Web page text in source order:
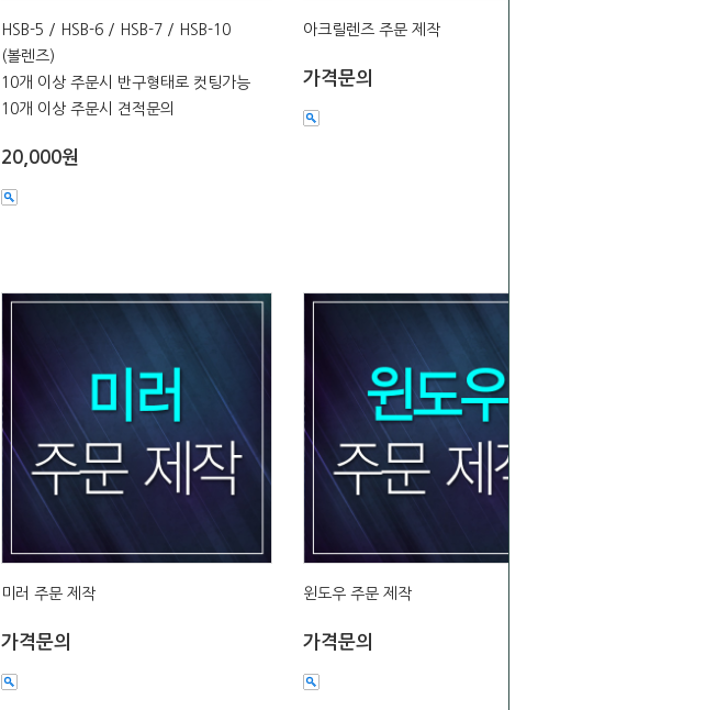
HSB-5 / HSB-6 / HSB-7 / HSB-10
(볼렌즈)
10개 이상 주문시 반구형태로 컷팅가능
10개 이상 주문시 견적문의
20,000원
아크릴렌즈 주문 제작
가격문의
미러 주문 제작
가격문의
윈도우 주문 제작
가격문의